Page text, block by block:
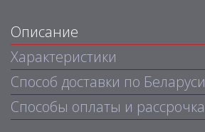
Описание
Характеристики
Способ доставки по Беларуси
Способы оплаты и рассрочка